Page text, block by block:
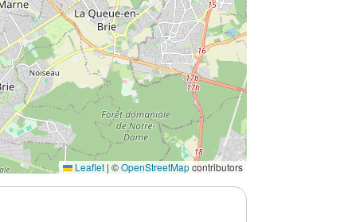
Leaflet | ©OpenStreetMapcontributors